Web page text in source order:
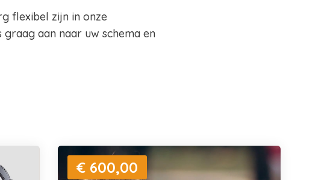
flexibel zijn in onze
aan naar uw schema en
€ 600,00